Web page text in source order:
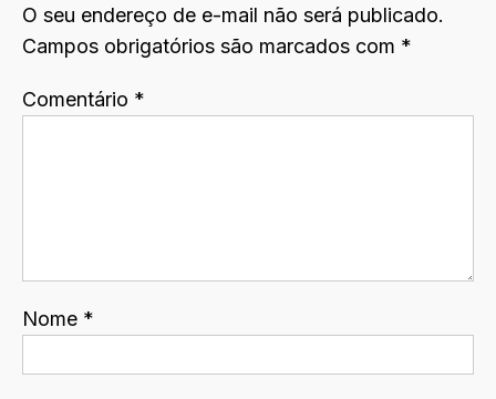
O seu endereço de e-mail não será publicado.
Campos obrigatórios são marcados com *
Comentário *
Nome *